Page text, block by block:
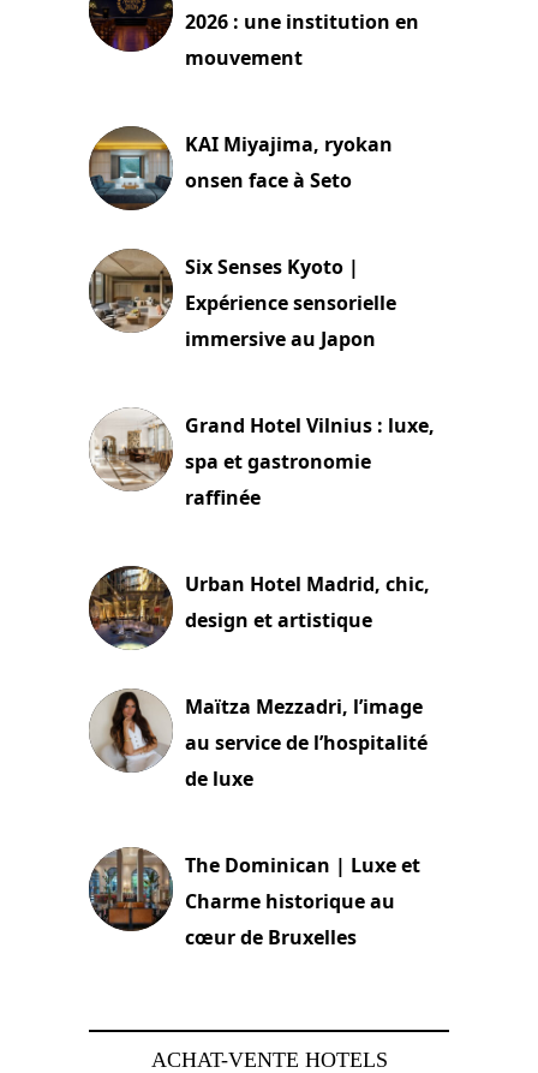
2026 : une institution en
mouvement
KAI Miyajima, ryokan
onsen face à Seto
Six Senses Kyoto |
Expérience sensorielle
immersive au Japon
Grand Hotel Vilnius : luxe,
spa et gastronomie
raffinée
Urban Hotel Madrid, chic,
design et artistique
Maïtza Mezzadri, l’image
au service de l’hospitalité
de luxe
The Dominican | Luxe et
Charme historique au
cœur de Bruxelles
ACHAT-VENTE HOTELS